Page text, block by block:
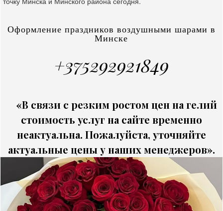
Оформление праздников воздушными шарами в
Минске
+375292921849
«В связи с резким ростом цен на гелий
стоимость услуг на сайте временно
неактуальна. Пожалуйста, уточняйте
актуальные цены у наших менеджеров».